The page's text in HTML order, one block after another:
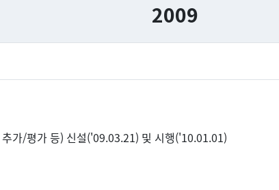
2009
가/평가 등) 신설('09.03.21) 및 시행('10.01.01)